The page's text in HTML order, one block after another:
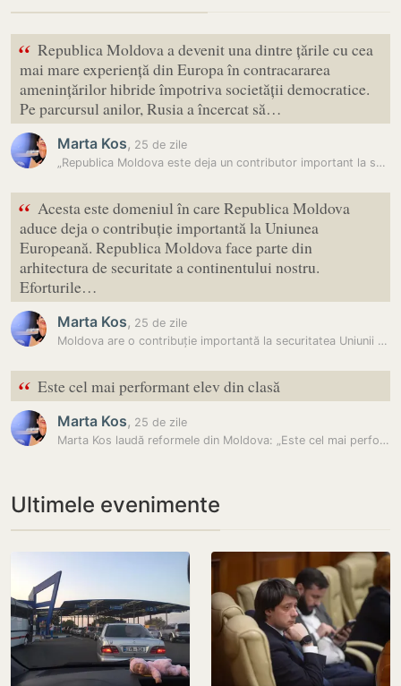
“ Republica Moldova a devenit una dintre țările cu cea
mai mare experiență din Europa în contracararea
amenințărilor hibride împotriva societății democratice.
Pe parcursul anilor, Rusia a încercat să…
Marta Kos, 25 de zile
„Republica Moldova este deja un contributor important la securitatea…
“ Acesta este domeniul în care Republica Moldova
aduce deja o contribuție importantă la Uniunea
Europeană. Republica Moldova face parte din
arhitectura de securitate a continentului nostru.
Eforturile…
Marta Kos, 25 de zile
Moldova are o contribuție importantă la securitatea Uniunii Europene,…
“ Este cel mai performant elev din clasă
Marta Kos, 25 de zile
Marta Kos laudă reformele din Moldova: „Este cel mai performant elev…
Ultimele evenimente